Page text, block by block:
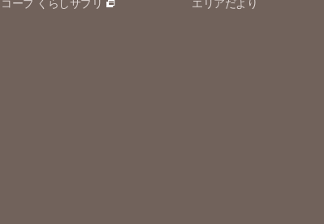
コープ くらしサプリ
エリアだより